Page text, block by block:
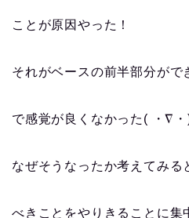
ことが原因やった！
それがベースの前半部分がで
で感覚が良くなかった( ・∇・
なぜそうなったか考えてみる
べきことをやりきることに集